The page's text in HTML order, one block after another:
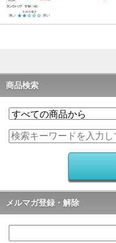
商品検索
メルマガ登録・解除